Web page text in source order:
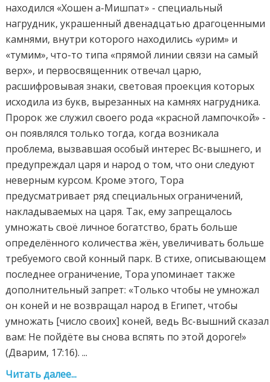
находился «Хошен а-Мишпат» - специальный
нагрудник, украшенный двенадцатью драгоценными
камнями, внутри которого находились «урим» и
«тумим», что-то типа «прямой линии связи на самый
верх», и первосвященник отвечал царю,
расшифровывая знаки, световая проекция которых
исходила из букв, вырезанных на камнях нагрудника.
Пророк же служил своего рода «красной лампочкой» -
он появлялся только тогда, когда возникала
проблема, вызвавшая особый интерес Вс-вышнего, и
предупреждал царя и народ о том, что они следуют
неверным курсом. Кроме этого, Тора
предусматривает ряд специальных ограничений,
накладываемых на царя. Так, ему запрещалось
умножать своё личное богатство, брать больше
определённого количества жён, увеличивать больше
требуемого свой конный парк. В стихе, описывающем
последнее ограничение, Тора упоминает также
дополнительный запрет: «Только чтобы не умножал
он коней и не возвращал народ в Египет, чтобы
умножать [число своих] коней, ведь Вс-вышний сказал
вам: Не пойдёте вы снова вспять по этой дороге!»
(Дварим, 17:16). ...
Читать далее...